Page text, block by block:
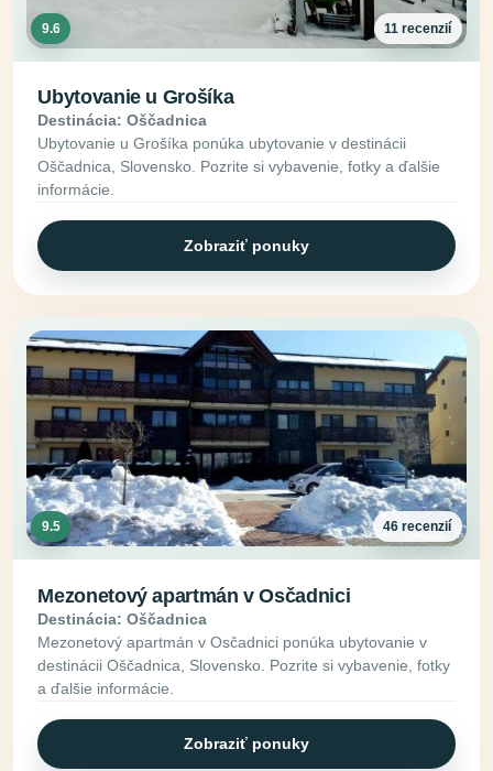
9.6 11 recenzií
Ubytovanie u Grošíka
Destinácia: Oščadnica
Ubytovanie u Grošíka ponúka ubytovanie v destinácii
Oščadnica, Slovensko. Pozrite si vybavenie, fotky a ďalšie
informácie.
Zobraziť ponuky
9.5 46 recenzií
Mezonetový apartmán v Osčadnici
Destinácia: Oščadnica
Mezonetový apartmán v Osčadnici ponúka ubytovanie v
destinácii Oščadnica, Slovensko. Pozrite si vybavenie, fotky
a ďalšie informácie.
Zobraziť ponuky